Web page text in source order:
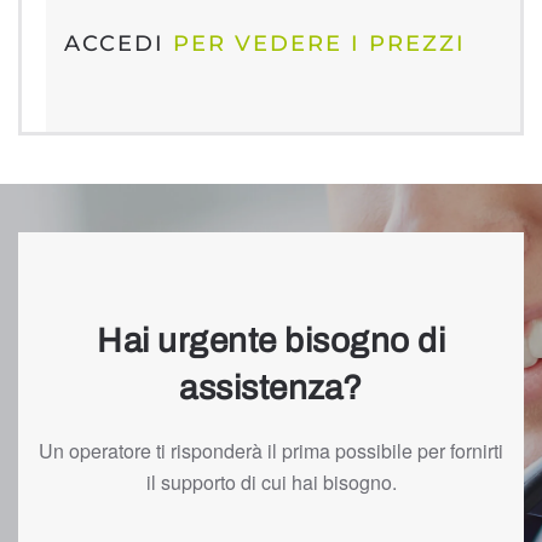
ACCEDI PER VEDERE I PREZZI
Hai urgente bisogno di
assistenza?
Un operatore ti risponderà il prima possibile per fornirti
il supporto di cui hai bisogno.